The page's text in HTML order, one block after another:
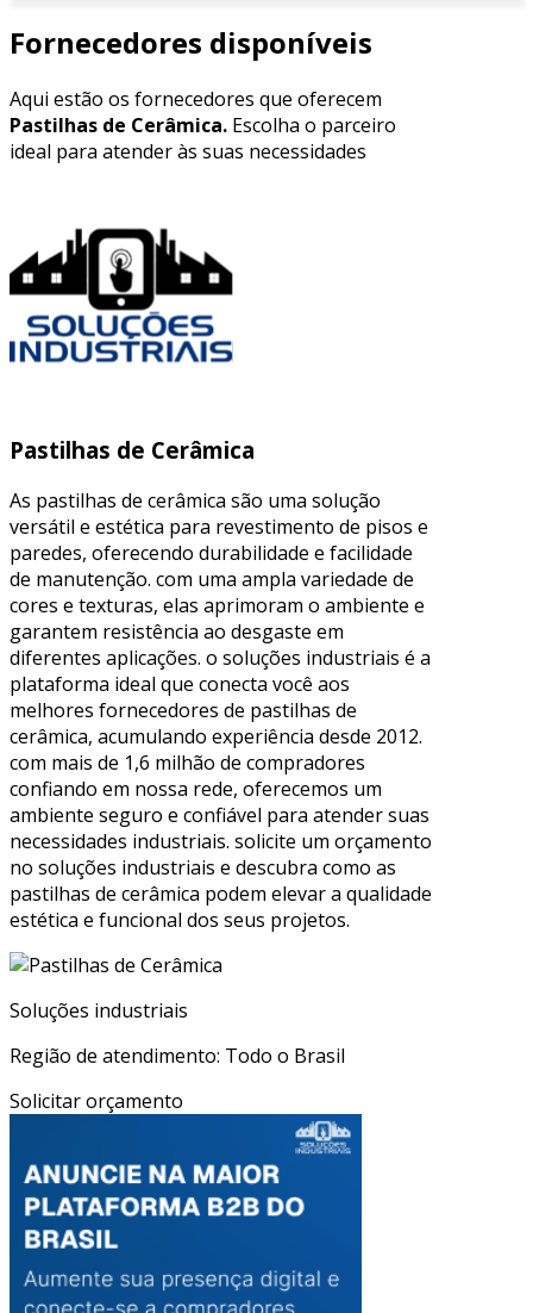
Fornecedores disponíveis
Aqui estão os fornecedores que oferecem
Pastilhas de Cerâmica. Escolha o parceiro
ideal para atender às suas necessidades
Pastilhas de Cerâmica
As pastilhas de cerâmica são uma solução
versátil e estética para revestimento de pisos e
paredes, oferecendo durabilidade e facilidade
de manutenção. com uma ampla variedade de
cores e texturas, elas aprimoram o ambiente e
garantem resistência ao desgaste em
diferentes aplicações. o soluções industriais é a
plataforma ideal que conecta você aos
melhores fornecedores de pastilhas de
cerâmica, acumulando experiência desde 2012.
com mais de 1,6 milhão de compradores
confiando em nossa rede, oferecemos um
ambiente seguro e confiável para atender suas
necessidades industriais. solicite um orçamento
no soluções industriais e descubra como as
pastilhas de cerâmica podem elevar a qualidade
estética e funcional dos seus projetos.
Soluções industriais
Região de atendimento: Todo o Brasil
Solicitar orçamento